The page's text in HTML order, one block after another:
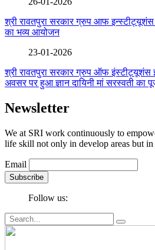
श्री रावतपुरा सरकार ग्रुप आफ
का भव्य आयोजन
23-01-2026
श्री रावतपुरा सरकार ग्रुप ऑफ
अवसर पर हुआ ज्ञान दायिनी मां सरस्वती का
Newsletter
We at SRI work continuously to
life skill not only in develop areas but in
Email
Follow us: